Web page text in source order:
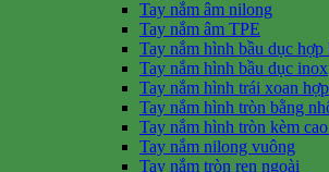
Tay nắm âm nilong
Tay nắm âm TPE
Tay nắm hình bầu dục
Tay nắm hình bầu dục inox
Tay nắm hình trái xoan
Tay nắm hình tròn bằng
Tay nắm hình tròn kèm
Tay nắm nilong vuông
Tay nắm tròn ren ngoài